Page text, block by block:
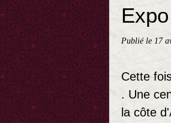
Publié le 17
Cette
. Une
la côte